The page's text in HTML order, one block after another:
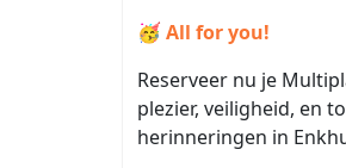
🥳 All for you!
Reserveer nu je
plezier, veiligheid, en
herinneringen in